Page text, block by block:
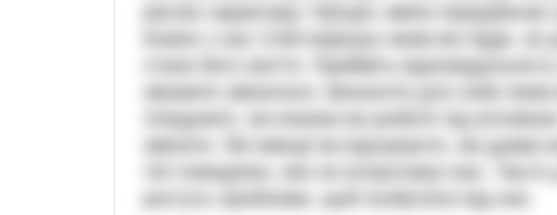
рисою характеру. Процес зміни передбачає
Усвідомте, які вчинки ви робите під